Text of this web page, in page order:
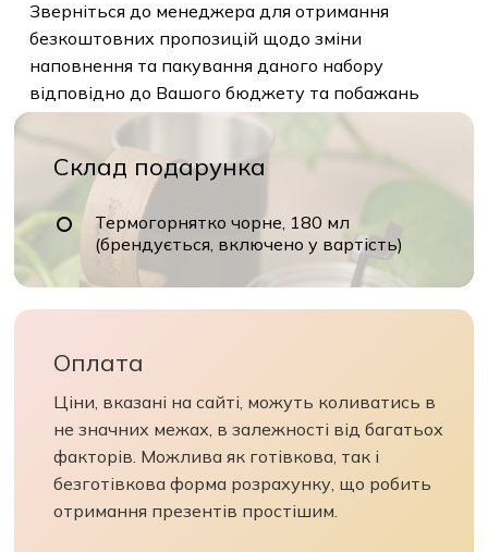
Зверніться до менеджера для отримання
безкоштовних пропозицій щодо зміни
наповнення та пакування даного набору
відповідно до Вашого бюджету та побажань
Склад подарунка
Термогорнятко чорне, 180 мл
(брендується, включено у вартість)
Оплата
Ціни, вказані на сайті, можуть коливатись в
не значних межах, в залежності від багатьох
факторів. Можлива як готівкова, так і
безготівкова форма розрахунку, що робить
отримання презентів простішим.